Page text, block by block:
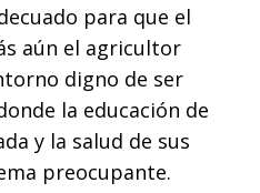
para que el
aún el agricultor
digno de ser
la educación de
y la salud de sus
preocupante.